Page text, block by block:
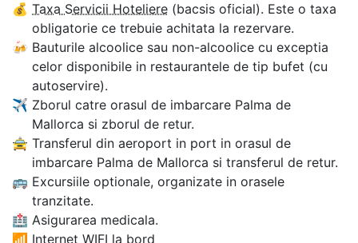
💰 Taxa Servicii Hoteliere (bacsis oficial). Este o taxa
obligatorie ce trebuie achitata la rezervare.
🍻 Bauturile alcoolice sau non-alcoolice cu exceptia
celor disponibile in restaurantele de tip bufet (cu
autoservire).
✈ Zborul catre orasul de imbarcare Palma de
Mallorca si zborul de retur.
🚖 Transferul din aeroport in port in orasul de
imbarcare Palma de Mallorca si transferul de retur.
🚌 Excursiile optionale, organizate in orasele
tranzitate.
🏥 Asigurarea medicala.
📶 Internet WIFI la bord